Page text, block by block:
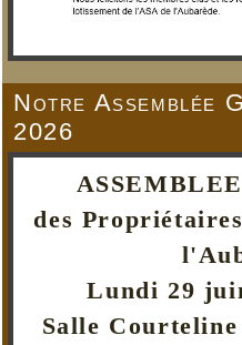
Notre Assemblée
2026
des
Lundi 29
Salle